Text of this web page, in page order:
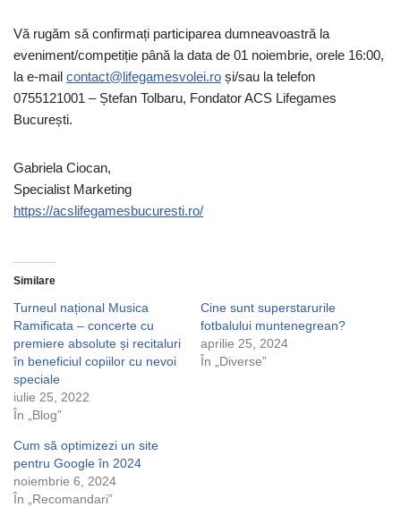
Vă rugăm să confirmați participarea dumneavoastră la
eveniment/competiție până la data de 01 noiembrie, orele 16:00,
la e-mail contact@lifegamesvolei.ro și/sau la telefon
0755121001 – Ștefan Tolbaru, Fondator ACS Lifegames
București.
Gabriela Ciocan,
Specialist Marketing
https://acslifegamesbucuresti.ro/
Similare
Turneul național Musica
Ramificata – concerte cu
premiere absolute și recitaluri
în beneficiul copiilor cu nevoi
speciale
iulie 25, 2022
În „Blog”
Cine sunt superstarurile
fotbalului muntenegrean?
aprilie 25, 2024
În „Diverse”
Cum să optimizezi un site
pentru Google în 2024
noiembrie 6, 2024
În „Recomandari”